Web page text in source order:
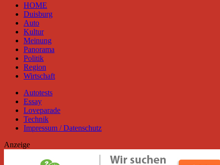
HOME
Duisburg
Auto
Kultur
Meinung
Panorama
Politik
Region
Wirtschaft
Autotests
Essay
Loveparade
Technik
Impressum / Datenschutz
Anzeige